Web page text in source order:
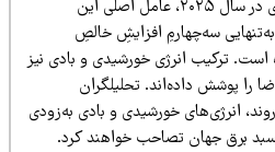
رشد ۳۰ درصدی انرژی خورشیدی در سال ۲۰۲۵، عامل اصلی این
سه‌چهارمِ افزایشِ خالصِ
انرژی خورشیدی و بادی نیز
را پوشش داده‌اند. تحلیلگران
خورشیدی و بادی به‌زودی
جهان تصاحب خواهند کرد.